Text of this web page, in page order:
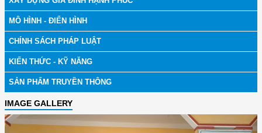
MÔ HÌNH - ĐIỂN HÌNH
CHÍNH SÁCH PHÁP LUẬT
KIẾN THỨC - KỸ NĂNG
SẢN PHẨM TRUYỀN THÔNG
IMAGE GALLERY